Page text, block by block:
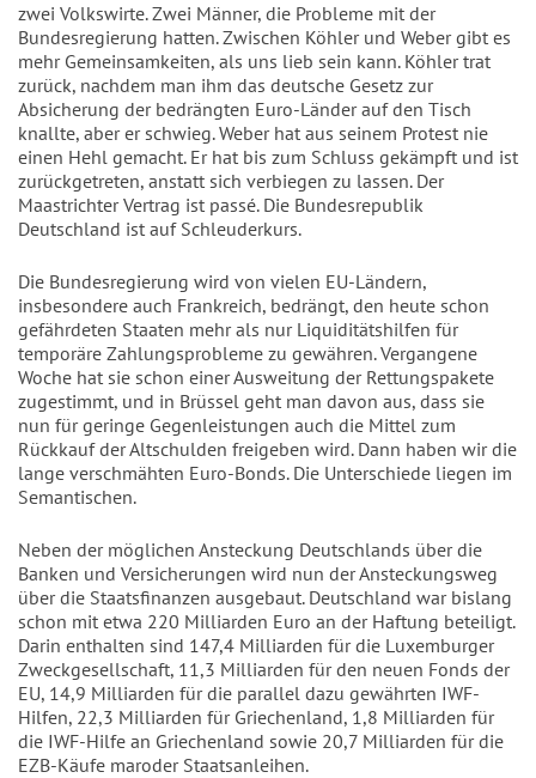
zwei Volkswirte. Zwei Männer, die Probleme mit der
Bundesregierung hatten. Zwischen Köhler und Weber gibt es
mehr Gemeinsamkeiten, als uns lieb sein kann. Köhler trat
zurück, nachdem man ihm das deutsche Gesetz zur
Absicherung der bedrängten Euro-Länder auf den Tisch
knallte, aber er schwieg. Weber hat aus seinem Protest nie
einen Hehl gemacht. Er hat bis zum Schluss gekämpft und ist
zurückgetreten, anstatt sich verbiegen zu lassen. Der
Maastrichter Vertrag ist passé. Die Bundesrepublik
Deutschland ist auf Schleuderkurs.
Die Bundesregierung wird von vielen EU-Ländern,
insbesondere auch Frankreich, bedrängt, den heute schon
gefährdeten Staaten mehr als nur Liquiditätshilfen für
temporäre Zahlungsprobleme zu gewähren. Vergangene
Woche hat sie schon einer Ausweitung der Rettungspakete
zugestimmt, und in Brüssel geht man davon aus, dass sie
nun für geringe Gegenleistungen auch die Mittel zum
Rückkauf der Altschulden freigeben wird. Dann haben wir die
lange verschmähten Euro-Bonds. Die Unterschiede liegen im
Semantischen.
Neben der möglichen Ansteckung Deutschlands über die
Banken und Versicherungen wird nun der Ansteckungsweg
über die Staatsfinanzen ausgebaut. Deutschland war bislang
schon mit etwa 220 Milliarden Euro an der Haftung beteiligt.
Darin enthalten sind 147,4 Milliarden für die Luxemburger
Zweckgesellschaft, 11,3 Milliarden für den neuen Fonds der
EU, 14,9 Milliarden für die parallel dazu gewährten IWF-
Hilfen, 22,3 Milliarden für Griechenland, 1,8 Milliarden für
die IWF-Hilfe an Griechenland sowie 20,7 Milliarden für die
EZB-Käufe maroder Staatsanleihen.